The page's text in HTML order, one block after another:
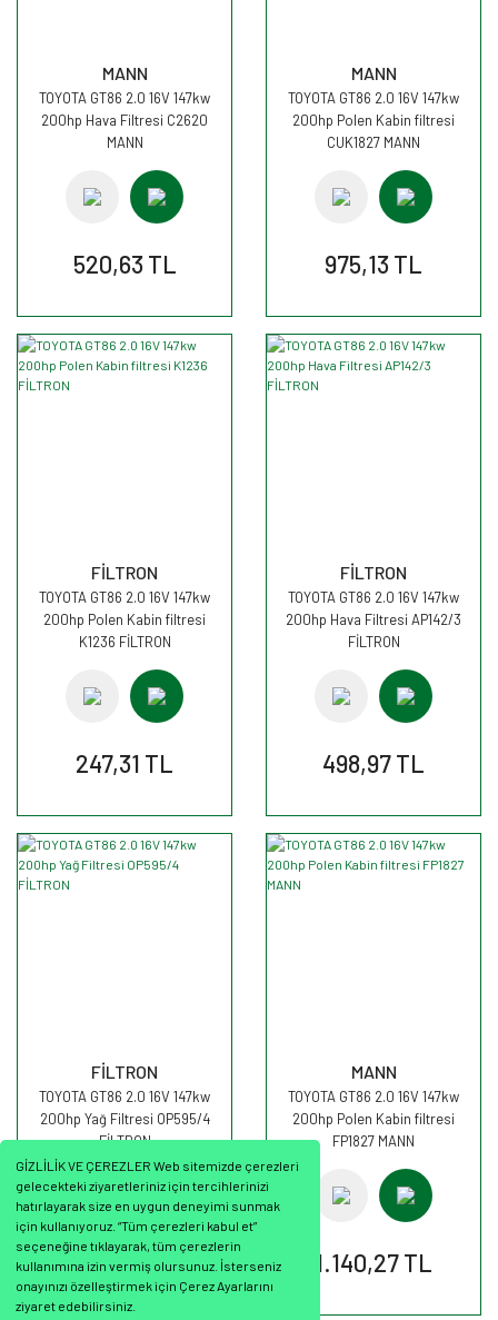
GİZLİLİK VE ÇEREZLER Web sitemizde çerezleri
gelecekteki ziyaretleriniz için tercihlerinizi
hatırlayarak size en uygun deneyimi sunmak
için kullanıyoruz. “Tüm çerezleri kabul et”
seçeneğine tıklayarak, tüm çerezlerin
kullanımına izin vermiş olursunuz. İsterseniz
onayınızı özelleştirmek için Çerez Ayarlarını
ziyaret edebilirsiniz.
MANN
TOYOTA GT86 2.0 16V 147kw
200hp Hava Filtresi C2620
MANN
520,63 TL
MANN
TOYOTA GT86 2.0 16V 147kw
200hp Polen Kabin filtresi
CUK1827 MANN
975,13 TL
FİLTRON
TOYOTA GT86 2.0 16V 147kw
200hp Polen Kabin filtresi
K1236 FİLTRON
247,31 TL
FİLTRON
TOYOTA GT86 2.0 16V 147kw
200hp Hava Filtresi AP142/3
FİLTRON
498,97 TL
FİLTRON
TOYOTA GT86 2.0 16V 147kw
200hp Yağ Filtresi OP595/4
FİLTRON
255,99 TL
MANN
TOYOTA GT86 2.0 16V 147kw
200hp Polen Kabin filtresi
FP1827 MANN
1.140,27 TL